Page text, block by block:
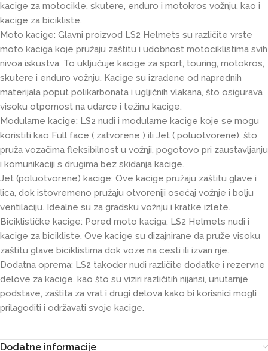
kacige za motocikle, skutere, enduro i motokros vožnju, kao i
kacige za bicikliste.
Moto kacige: Glavni proizvod LS2 Helmets su različite vrste
moto kaciga koje pružaju zaštitu i udobnost motociklistima svih
nivoa iskustva. To uključuje kacige za sport, touring, motokros,
skutere i enduro vožnju. Kacige su izrađene od naprednih
materijala poput polikarbonata i ugljičnih vlakana, što osigurava
visoku otpornost na udarce i težinu kacige.
Modularne kacige: LS2 nudi i modularne kacige koje se mogu
koristiti kao Full face ( zatvorene ) ili Jet ( poluotvorene), što
pruža vozačima fleksibilnost u vožnji, pogotovo pri zaustavljanju
i komunikaciji s drugima bez skidanja kacige.
Jet (poluotvorene) kacige: Ove kacige pružaju zaštitu glave i
lica, dok istovremeno pružaju otvoreniji osećaj vožnje i bolju
ventilaciju. Idealne su za gradsku vožnju i kratke izlete.
Biciklističke kacige: Pored moto kaciga, LS2 Helmets nudi i
kacige za bicikliste. Ove kacige su dizajnirane da pruže visoku
zaštitu glave biciklistima dok voze na cesti ili izvan nje.
Dodatna oprema: LS2 također nudi različite dodatke i rezervne
delove za kacige, kao što su viziri različitih nijansi, unutarnje
podstave, zaštita za vrat i drugi delova kako bi korisnici mogli
prilagoditi i održavati svoje kacige.
Dodatne informacije